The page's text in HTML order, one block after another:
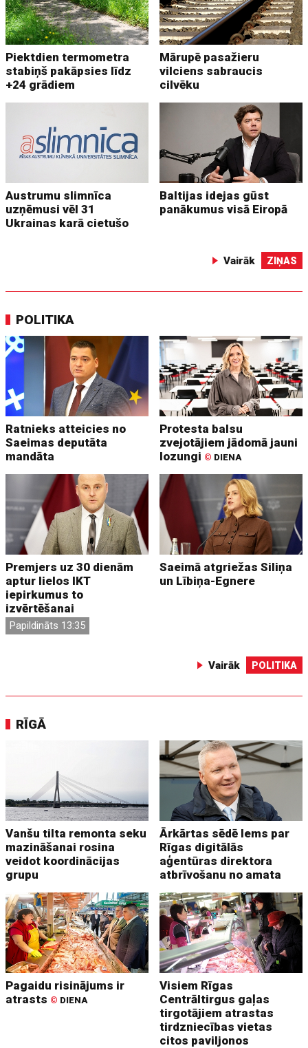
Piektdien termometra
stabiņš pakāpsies līdz
+24 grādiem
Mārupē pasažieru
vilciens sabraucis
cilvēku
Austrumu slimnīca
uzņēmusi vēl 31
Ukrainas karā cietušo
Baltijas idejas gūst
panākumus visā Eiropā
Vairāk ZIŅAS
POLITIKA
Ratnieks atteicies no
Saeimas deputāta
mandāta
Protesta balsu
zvejotājiem jādomā jauni
lozungi © DIENA
Premjers uz 30 dienām
aptur lielos IKT
iepirkumus to
izvērtēšanai
Papildināts 13:35
Saeimā atgriežas Siliņa
un Lībiņa-Egnere
Vairāk POLITIKA
RĪGĀ
Vanšu tilta remonta seku
mazināšanai rosina
veidot koordinācijas
grupu
Ārkārtas sēdē lems par
Rīgas digitālās
aģentūras direktora
atbrīvošanu no amata
Pagaidu risinājums ir
atrasts © DIENA
Visiem Rīgas
Centrāltirgus gaļas
tirgotājiem atrastas
tirdzniecības vietas
citos paviljonos